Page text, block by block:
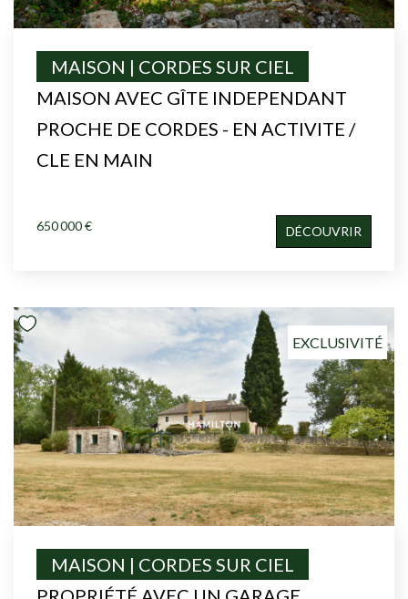
MAISON AVEC GÎTE INDEPENDANT
PROCHE DE CORDES - EN ACTIVITE /
CLE EN MAIN
MAISON | CORDES SUR CIEL
650 000 € DÉCOUVRIR
EXCLUSIVITÉ
MAISON | CORDES SUR CIEL